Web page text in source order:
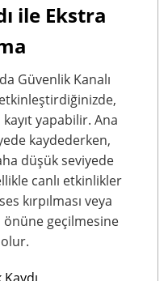
ile Ekstra
Güvenlik Kanalı
kayıt yapabilir. Ana
kaydederken,
düşük seviyede
canlı etkinlikler
kırpılması veya
geçilmesine
olur.